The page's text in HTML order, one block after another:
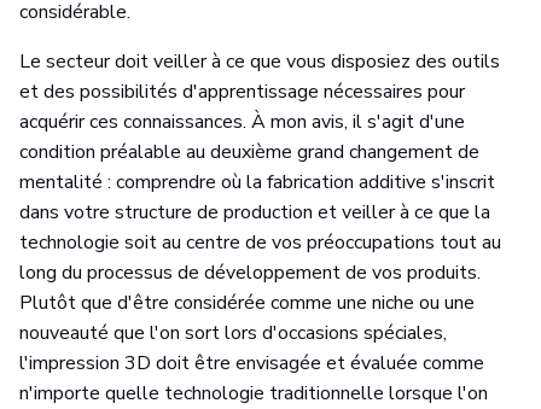
considérable.
Le secteur doit veiller à ce que vous disposiez des outils
et des possibilités d'apprentissage nécessaires pour
acquérir ces connaissances. À mon avis, il s'agit d'une
condition préalable au deuxième grand changement de
mentalité : comprendre où la fabrication additive s'inscrit
dans votre structure de production et veiller à ce que la
technologie soit au centre de vos préoccupations tout au
long du processus de développement de vos produits.
Plutôt que d'être considérée comme une niche ou une
nouveauté que l'on sort lors d'occasions spéciales,
l'impression 3D doit être envisagée et évaluée comme
n'importe quelle technologie traditionnelle lorsque l'on